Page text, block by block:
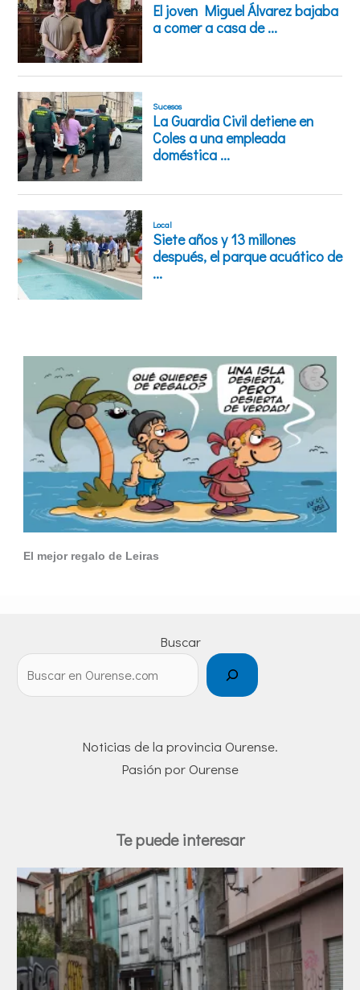
El mejor regalo de Leiras
Buscar
Noticias de la provincia Ourense.
Pasión por Ourense
Te puede interesar